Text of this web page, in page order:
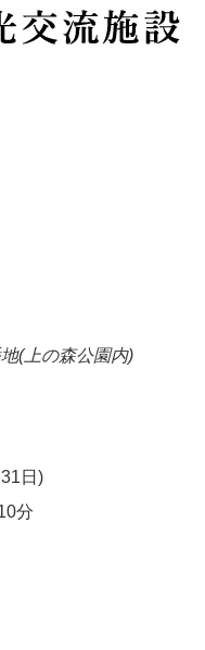
(上の森公園内)
日)
分